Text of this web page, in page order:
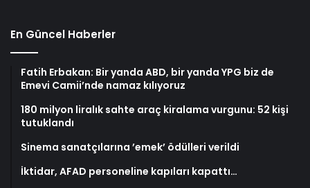
En Güncel Haberler
Fatih Erbakan: Bir yanda ABD, bir yanda YPG biz de
Emevi Camii’nde namaz kılıyoruz
180 milyon liralık sahte araç kiralama vurgunu: 52 kişi
tutuklandı
Sinema sanatçılarına ’emek’ ödülleri verildi
İktidar, AFAD personeline kapıları kapattı…